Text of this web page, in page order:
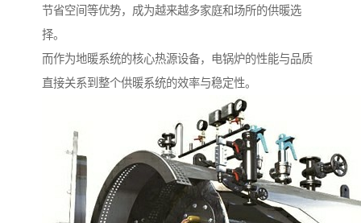
节省空间等优势，成为越来越多家庭和场所的供暖选
择。
而作为地暖系统的核心热源设备，电锅炉的性能与品质
直接关系到整个供暖系统的效率与稳定性。